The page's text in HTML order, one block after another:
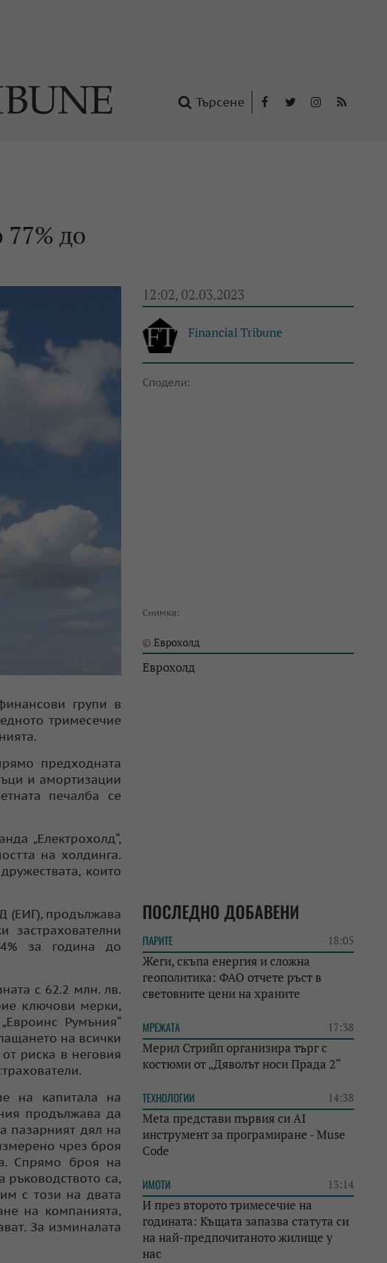
Търсене
77% до
12:02, 02.03.2023
Financial Tribune
Сподели:
Снимка:
© Еврохолд
Еврохолд
групи в
тримесечие
предходната
и амортизации
печалба се
„Електрохолд“,
на холдинга.
които
(ЕИГ), продължава
за година до
с 62.2 млн. лв.
ключови мерки,
Румъния“
на всички
риска в неговия
на капитала на
продължава да
пазарният дял на
чрез броя
Спрямо броя на
ръководството са,
с този на двата
на компанията,
За изминалата
ПОСЛЕДНО ДОБАВЕНИ
ПАРИТЕ 18:05
Жеги, скъпа енергия и сложна
геополитика: ФАО отчете ръст в
световните цени на храните
МРЕЖАТА 17:38
Мерил Стрийп организира търг с
костюми от „Дяволът носи Прада 2“
ТЕХНОЛОГИИ 14:38
Meta представи първия си AI
инструмент за програмиране - Muse
Code
ИМОТИ 13:14
И през второто тримесечие на
годината: Къщата запазва статута си
на най-предпочитаното жилище у
нас